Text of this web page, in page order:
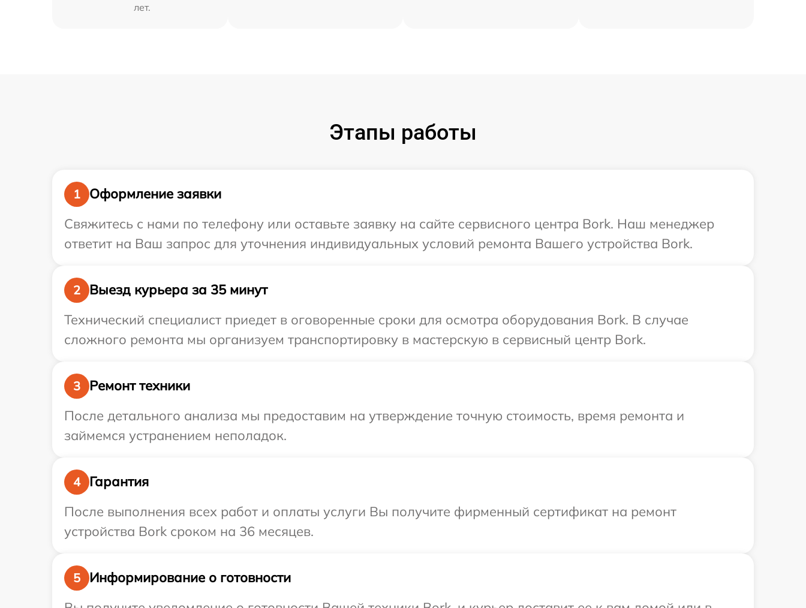
лет.
Этапы работы
1
Оформление заявки
Свяжитесь с нами по телефону или оставьте заявку на сайте сервисного центра Bork. Наш менеджер
ответит на Ваш запрос для уточнения индивидуальных условий ремонта Вашего устройства Bork.
2
Выезд курьера за 35 минут
Технический специалист приедет в оговоренные сроки для осмотра оборудования Bork. В случае
сложного ремонта мы организуем транспортировку в мастерскую в сервисный центр Bork.
3
Ремонт техники
После детального анализа мы предоставим на утверждение точную стоимость, время ремонта и
займемся устранением неполадок.
4
Гарантия
После выполнения всех работ и оплаты услуги Вы получите фирменный сертификат на ремонт
устройства Bork сроком на 36 месяцев.
5
Информирование о готовности